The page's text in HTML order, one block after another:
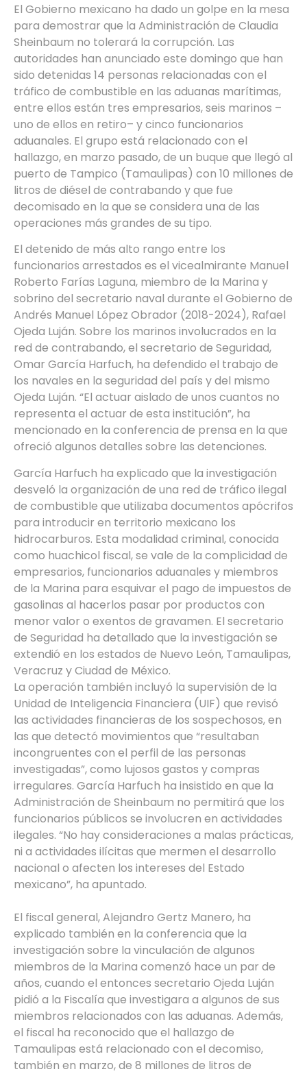
El Gobierno mexicano ha dado un golpe en la mesa
para demostrar que la Administración de Claudia
Sheinbaum no tolerará la corrupción. Las
autoridades han anunciado este domingo que han
sido detenidas 14 personas relacionadas con el
tráfico de combustible en las aduanas marítimas,
entre ellos están tres empresarios, seis marinos –
uno de ellos en retiro– y cinco funcionarios
aduanales. El grupo está relacionado con el
hallazgo, en marzo pasado, de un buque que llegó al
puerto de Tampico (Tamaulipas) con 10 millones de
litros de diésel de contrabando y que fue
decomisado en la que se considera una de las
operaciones más grandes de su tipo.
El detenido de más alto rango entre los
funcionarios arrestados es el vicealmirante Manuel
Roberto Farías Laguna, miembro de la Marina y
sobrino del secretario naval durante el Gobierno de
Andrés Manuel López Obrador (2018-2024), Rafael
Ojeda Luján. Sobre los marinos involucrados en la
red de contrabando, el secretario de Seguridad,
Omar García Harfuch, ha defendido el trabajo de
los navales en la seguridad del país y del mismo
Ojeda Luján. “El actuar aislado de unos cuantos no
representa el actuar de esta institución”, ha
mencionado en la conferencia de prensa en la que
ofreció algunos detalles sobre las detenciones.
García Harfuch ha explicado que la investigación
desveló la organización de una red de tráfico ilegal
de combustible que utilizaba documentos apócrifos
para introducir en territorio mexicano los
hidrocarburos. Esta modalidad criminal, conocida
como huachicol fiscal, se vale de la complicidad de
empresarios, funcionarios aduanales y miembros
de la Marina para esquivar el pago de impuestos de
gasolinas al hacerlos pasar por productos con
menor valor o exentos de gravamen. El secretario
de Seguridad ha detallado que la investigación se
extendió en los estados de Nuevo León, Tamaulipas,
Veracruz y Ciudad de México.
La operación también incluyó la supervisión de la
Unidad de Inteligencia Financiera (UIF) que revisó
las actividades financieras de los sospechosos, en
las que detectó movimientos que “resultaban
incongruentes con el perfil de las personas
investigadas”, como lujosos gastos y compras
irregulares. García Harfuch ha insistido en que la
Administración de Sheinbaum no permitirá que los
funcionarios públicos se involucren en actividades
ilegales. “No hay consideraciones a malas prácticas,
ni a actividades ilícitas que mermen el desarrollo
nacional o afecten los intereses del Estado
mexicano”, ha apuntado.
El fiscal general, Alejandro Gertz Manero, ha
explicado también en la conferencia que la
investigación sobre la vinculación de algunos
miembros de la Marina comenzó hace un par de
años, cuando el entonces secretario Ojeda Luján
pidió a la Fiscalía que investigara a algunos de sus
miembros relacionados con las aduanas. Además,
el fiscal ha reconocido que el hallazgo de
Tamaulipas está relacionado con el decomiso,
también en marzo, de 8 millones de litros de